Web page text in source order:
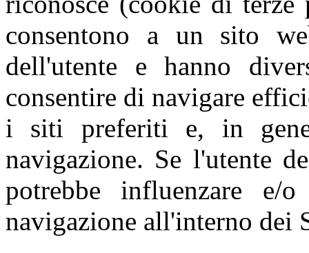
consentono a un sito
dell'utente e hanno
consentire di navigare
i siti preferiti e, in
navigazione. Se l'utente
potrebbe influenzare e/
navigazione all'interno dei